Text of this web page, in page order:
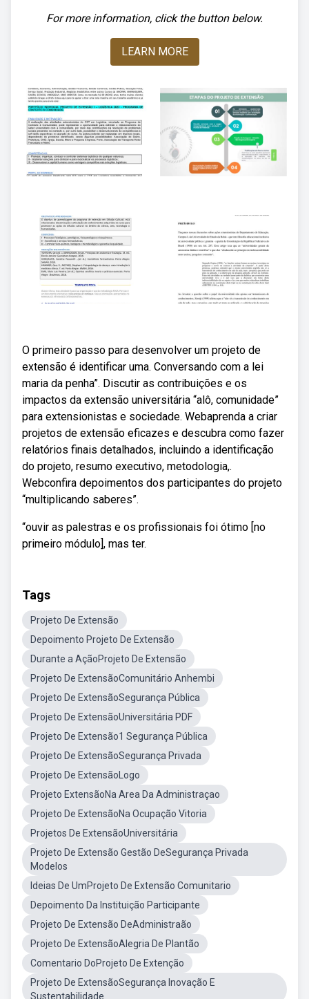
For more information, click the button below.
LEARN MORE
O primeiro passo para desenvolver um projeto de
extensão é identificar uma. Conversando com a lei
maria da penha”. Discutir as contribuições e os
impactos da extensão universitária “alô, comunidade”
para extensionistas e sociedade. Webaprenda a criar
projetos de extensão eficazes e descubra como fazer
relatórios finais detalhados, incluindo a identificação
do projeto, resumo executivo, metodologia,.
Webconfira depoimentos dos participantes do projeto
“multiplicando saberes”.
“ouvir as palestras e os profissionais foi ótimo [no
primeiro módulo], mas ter.
Tags
Projeto De Extensão
Depoimento Projeto De Extensão
Durante a AçãoProjeto De Extensão
Projeto De ExtensãoComunitário Anhembi
Projeto De ExtensãoSegurança Pública
Projeto De ExtensãoUniversitária PDF
Projeto De Extensão1 Segurança Pública
Projeto De ExtensãoSegurança Privada
Projeto De ExtensãoLogo
Projeto ExtensãoNa Area Da Administraçao
Projeto De ExtensãoNa Ocupação Vitoria
Projetos De ExtensãoUniversitária
Projeto De Extensão Gestão DeSegurança Privada
Modelos
Ideias De UmProjeto De Extensão Comunitario
Depoimento Da Instituição Participante
Projeto De Extensão DeAdministraão
Projeto De ExtensãoAlegria De Plantão
Comentario DoProjeto De Extenção
Projeto De ExtensãoSegurança Inovação E
Sustentabilidade